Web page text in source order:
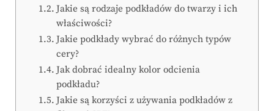
Jakie są rodzaje podkładów do twarzy i ich
właściwości?
Jakie podkłady wybrać do różnych typów
cery?
Jak dobrać idealny kolor odcienia
podkładu?
Jakie są korzyści z używania podkładów z